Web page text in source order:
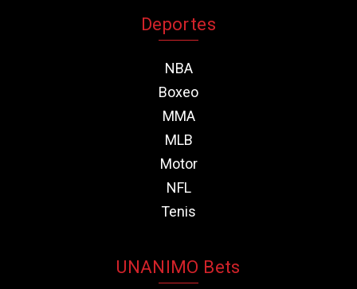
Deportes
NBA
Boxeo
MMA
MLB
Motor
NFL
Tenis
UNANIMO Bets